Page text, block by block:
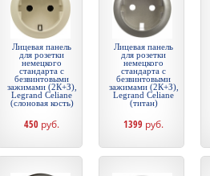
Лицевая панель
для розетки
немецкого
стандарта с
безвинтовыми
зажимами (2К+З),
Legrand Celiane
(слоновая кость)
450 руб.
Лицевая панель
для розетки
немецкого
стандарта с
безвинтовыми
зажимами (2К+З),
Legrand Celiane
(титан)
1399 руб.